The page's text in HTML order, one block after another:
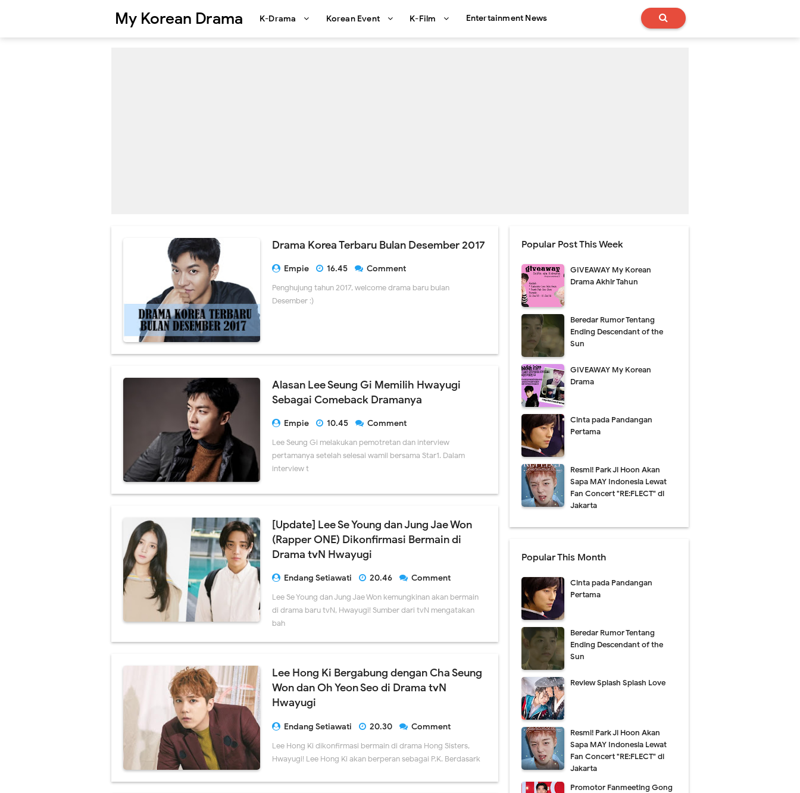
My Korean Drama K-Drama Korean Event K-Film Entertainment News
Drama Korea Terbaru Bulan Desember 2017
Empie 16.45
Comment
Penghujung tahun 2017, welcome drama baru bulan
Desember :)
Alasan Lee Seung Gi Memilih Hwayugi
Sebagai Comeback Dramanya
Empie 10.45
Comment
Lee Seung Gi melakukan pemotretan dan interview
pertamanya setelah selesai wamil bersama Star1. Dalam
interview t
[Update] Lee Se Young dan Jung Jae Won
(Rapper ONE) Dikonfirmasi Bermain di
Drama tvN Hwayugi
Endang Setiawati 20.46
Comment
Lee Se Young dan Jung Jae Won kemungkinan akan bermain
di drama baru tvN, Hwayugi! Sumber dari tvN mengatakan
bah
Lee Hong Ki Bergabung dengan Cha Seung
Won dan Oh Yeon Seo di Drama tvN
Hwayugi
Endang Setiawati 20.30
Comment
Lee Hong Ki dikonfirmasi bermain di drama Hong Sisters,
Hwayugi! Lee Hong Ki akan berperan sebagai P.K. Berdasark
Popular Post This Week
GIVEAWAY My Korean
Drama Akhir Tahun
Beredar Rumor Tentang
Ending Descendant of the
Sun
GIVEAWAY My Korean
Drama
Cinta pada Pandangan
Pertama
Resmi! Park Ji Hoon Akan
Sapa MAY Indonesia Lewat
Fan Concert "RE:FLECT" di
Jakarta
Popular This Month
Cinta pada Pandangan
Pertama
Beredar Rumor Tentang
Ending Descendant of the
Sun
Review Splash Splash Love
Resmi! Park Ji Hoon Akan
Sapa MAY Indonesia Lewat
Fan Concert "RE:FLECT" di
Jakarta
Promotor Fanmeeting Gong